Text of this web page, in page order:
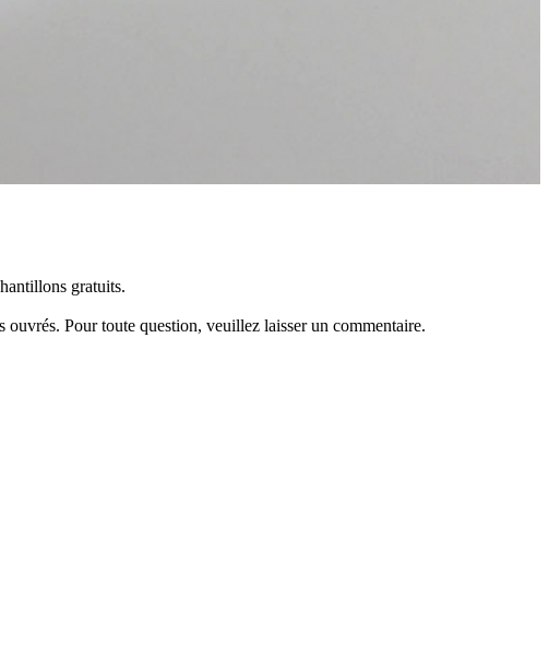
gratuits.
Pour toute question, veuillez laisser un commentaire.